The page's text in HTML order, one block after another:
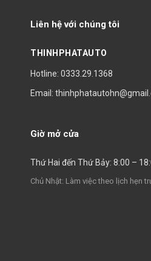
Liên hệ với chúng tôi
THINHPHATAUTO
Hotline: 0333.29.1368
Email:
Giờ mở cửa
Thứ Hai đến Thứ Bảy: 8:00 –
Chủ Nhật: Làm việc theo lịch hẹn